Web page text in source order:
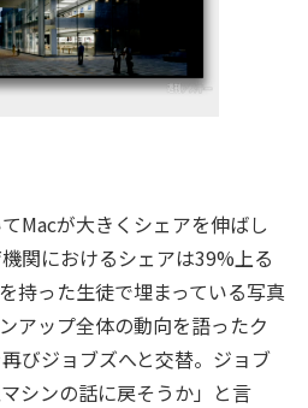
Macが大きくシェアを伸ばし
関におけるシェアは39%上る
持った生徒で埋まっている写真
アップ全体の動向を語ったク
びジョブズへと交替。ジョブ
シンの話に戻そうか」と言